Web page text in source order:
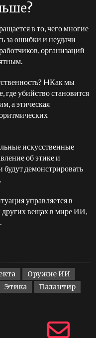
в то, чего многие
за ошибки и неудачи
организаций
HКак мы
где убийство становится
а этическая
искусственные
об этике и
будут демонстрировать
управляется в
других вещах в мире ИИ,
Оружие ИИ
Этика
Палантир